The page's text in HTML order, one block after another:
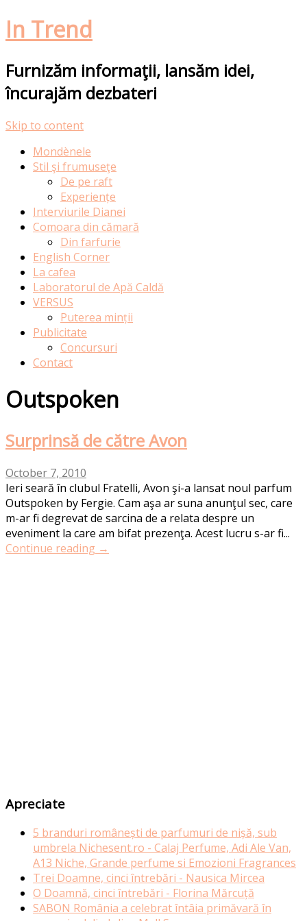
In Trend
Furnizăm informaţii, lansăm idei,
încurajăm dezbateri
Skip to content
Mondènele
Stil şi frumuseţe
De pe raft
Experiențe
Interviurile Dianei
Comoara din cămară
Din farfurie
English Corner
La cafea
Laboratorul de Apă Caldă
VERSUS
Puterea minții
Publicitate
Concursuri
Contact
Outspoken
Surprinsă de către Avon
October 7, 2010
Ieri seară în clubul Fratelli, Avon şi-a lansat noul parfum
Outspoken by Fergie. Cam aşa ar suna anunţul sec, care
m-ar fi degrevat de sarcina de a relata despre un
eveniment la care am bifat prezenţa. Acest lucru s-ar fi...
Continue reading →
Apreciate
5 branduri românești de parfumuri de nișă, sub
umbrela Nichesent.ro - Calaj Perfume, Adi Ale Van,
A13 Niche, Grande perfume si Emozioni Fragrances
Trei Doamne, cinci întrebări - Nausica Mircea
O Doamnă, cinci întrebări - Florina Mărcuță
SABON România a celebrat întâia primăvară în